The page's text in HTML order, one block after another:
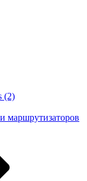
(2)
маршрутизаторов